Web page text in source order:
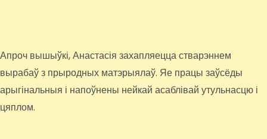
Апроч вышыўкі, Анастасія захапляецца стварэннем
вырабаў з прыродных матэрыялаў. Яе працы заўсёды
арыгінальныя і напоўнены нейкай асаблівай утульнасцю і
цяплом.